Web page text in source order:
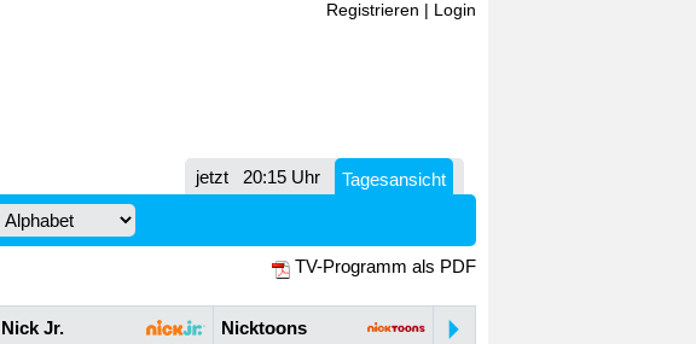
Registrieren Login
jetzt 20:15 Uhr
Tagesansicht
TV-Programm als PDF
Nick Jr. Nicktoons